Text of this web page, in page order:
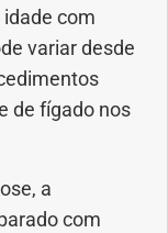
com
variar desde
de fígado nos
a
com